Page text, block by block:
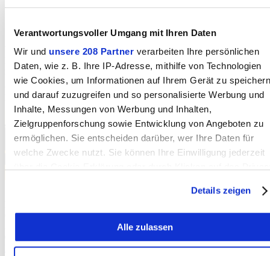
Verantwortungsvoller Umgang mit Ihren Daten
Wir und unsere 208 Partner verarbeiten Ihre persönlichen
Daten, wie z. B. Ihre IP-Adresse, mithilfe von Technologien
wie Cookies, um Informationen auf Ihrem Gerät zu speichern
und darauf zuzugreifen und so personalisierte Werbung und
Inhalte, Messungen von Werbung und Inhalten,
Zielgruppenforschung sowie Entwicklung von Angeboten zu
ermöglichen. Sie entscheiden darüber, wer Ihre Daten für
welche Zwecke nutzt. Sie können Ihre Einwilligung jederzeit
Informationen über Ihre geografische Lage erfassen,
welche bis auf einige Meter genau sein können
Details zeigen
Alle zulassen
www.kggrosshoechstetten.ch
Wir freuen uns über Ihre Bewerbung an das Sekretariat der
Kirchgemeinde Grosshöchstetten, Oberthalstrasse 3a, 3532 Zäziwil,
info@kggrosshoechstetten.ch bis zum 15. August 2026.
Kontakt
Oberthalstrasse 3a
Homepage